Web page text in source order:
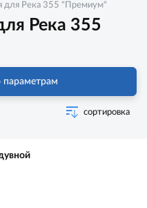
для Река 355 "Премиум"
Река 355
сортировка